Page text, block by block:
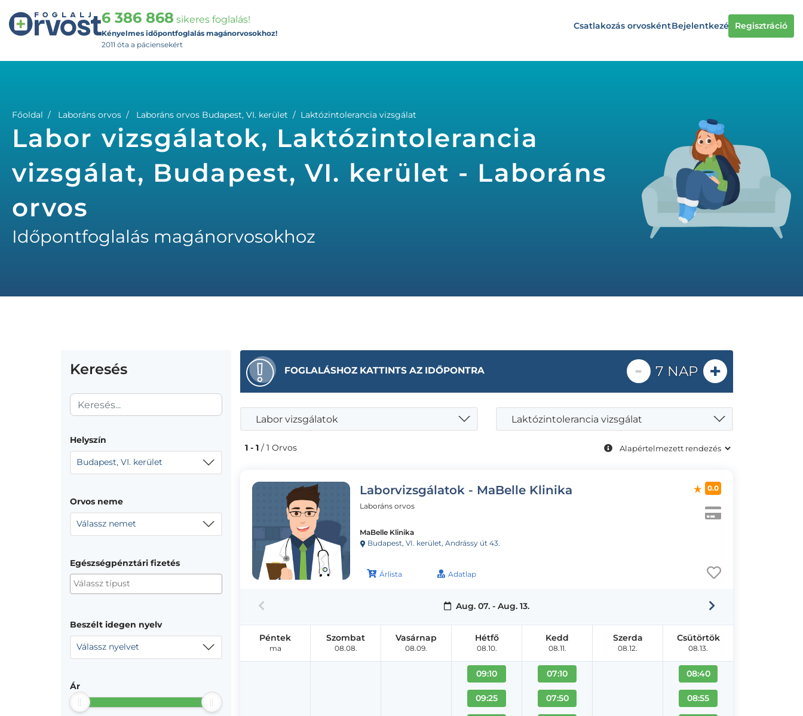
6 386 868 sikeres foglalás!
Kényelmes időpontfoglalás magánorvosokhoz!
2011 óta a páciensekért
Csatlakozás orvoskéntBejelentkezés Regisztráció
Főoldal Laboráns orvos Laboráns orvos Budapest, VI. kerület Laktózintolerancia vizsgálat
Labor vizsgálatok, Laktózintolerancia
vizsgálat, Budapest, VI. kerület - Laboráns
orvos
Időpontfoglalás magánorvosokhoz
Keresés
Helyszín
Budapest, VI. kerület
Orvos neme
Válassz nemet
Egészségpénztári fizetés
Beszélt idegen nyelv
Válassz nyelvet
Ár
FOGLALÁSHOZ KATTINTS AZ IDŐPONTRA - 7 NAP +
Labor vizsgálatok Laktózintolerancia vizsgálat
1 - 1 / 1 Orvos
Laborvizsgálatok - MaBelle Klinika
Laboráns orvos
MaBelle Klinika
Budapest, VI. kerület, Andrássy út 43.
Árlista Adatlap
0.0
Aug. 07. - Aug. 13.
Péntek
ma
Szombat
08.08.
Vasárnap
08.09.
Hétfő
08.10.
09:10
09:25
Kedd
08.11.
07:10
07:50
Szerda
08.12.
Csütörtök
08.13.
08:40
08:55